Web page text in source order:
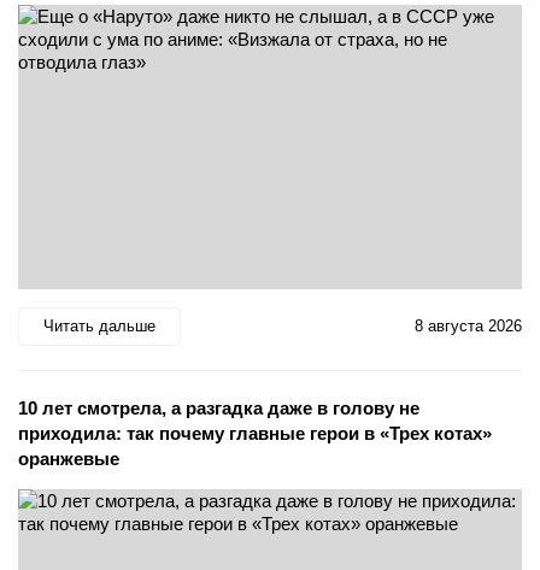
Читать дальше 8 августа 2026
10 лет смотрела, а разгадка даже в голову не
приходила: так почему главные герои в «Трех котах»
оранжевые